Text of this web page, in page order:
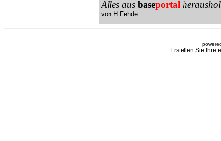
Alles aus baseportal
von H.Fehde
Erstellen Sie Ihre